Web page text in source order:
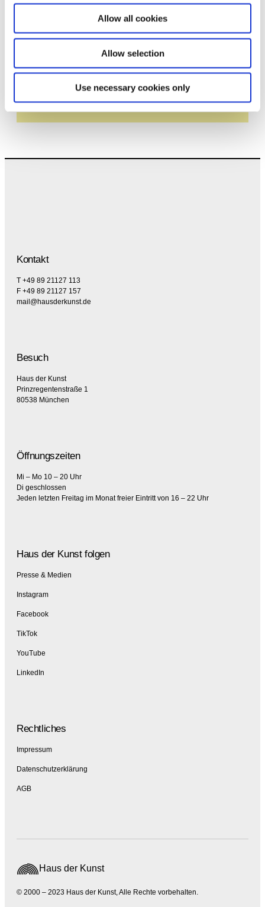
Allow all cookies
Allow selection
Use necessary cookies only
Abonnieren
Durch Ihre Anmeldung zum Newsletter stimmen
Sie der Datenschutzerklärung und der AGB zu,
Kontakt
T +49 89 21127 113
F +49 89 21127 157
mail@hausderkunst.de
Besuch
Haus der Kunst
Prinzregentenstraße 1
80538 München
Öffnungszeiten
Mi – Mo 10 – 20 Uhr
Di geschlossen
Jeden letzten Freitag im Monat freier Eintritt von 16 – 22 Uhr
Haus der Kunst folgen
Presse & Medien
Instagram
Facebook
TikTok
YouTube
LinkedIn
Rechtliches
Impressum
Datenschutzerklärung
AGB
© 2000 – 2023 Haus der Kunst, Alle Rechte vorbehalten.
Haus der Kunst